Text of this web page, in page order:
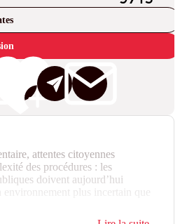
attentes citoyennes
des procédures : les
doivent aujourd’hui
environnement plus incertain que
exigence de conformité, la